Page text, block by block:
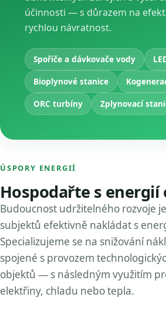
účinnosti — s důrazem na
rychlou návratnost.
Spořiče a dávkovače vody
Bioplynové stanice
ORC turbíny
Zplynovací
ÚSPORY ENERGIÍ
Hospodařte s
Budoucnost udržitelného rozvoje
subjektů efektivně nakládat s
Specializujeme se na snižování
spojené s provozem
objektů — s následným využitím
elektřiny, chladu nebo tepla.